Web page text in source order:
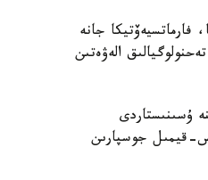
فارماتسيەۆتيكا جانە
الەۋەتىن
ۇسىنىستاردى
قيمىل جوسپارىن